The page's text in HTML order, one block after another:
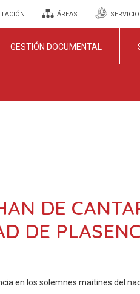
ÁREAS
GESTIÓN DOCUMENTAL
DE
DE
en los solemnes maitines del